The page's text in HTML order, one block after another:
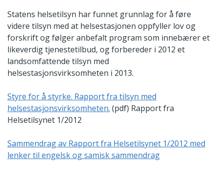
Statens helsetilsyn har funnet grunnlag for å føre
videre tilsyn med at helsestasjonen oppfyller lov og
forskrift og følger anbefalt program som innebærer et
likeverdig tjenestetilbud, og forbereder i 2012 et
landsomfattende tilsyn med
helsestasjonsvirksomheten i 2013.
Styre for å styrke. Rapport fra tilsyn med
helsestasjonsvirksomheten. (pdf) Rapport fra
Helsetilsynet 1/2012
Sammendrag av Rapport fra Helsetilsynet 1/2012 med
lenker til engelsk og samisk sammendrag